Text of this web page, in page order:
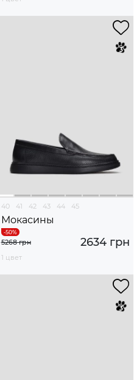
40 41 42 43 44 45
Мокасины
2634 грн
5268 грн
1 цвет